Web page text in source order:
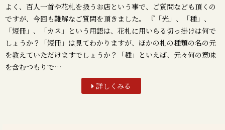
よく、百人一首や花札を扱うお店という事で、ご質問なども頂くの
ですが、今回も難解なご質問を頂きました。 『「光」、「種」、
「短冊」、「カス」という用語は、花札に用いらる切っ掛けは何で
しょうか？「短冊」は見てわかりますが、ほかの札の種類の名の元
を教えていただけますでしょうか？「種」といえば、元々何の意味
を含むつもりで…
詳しくみる